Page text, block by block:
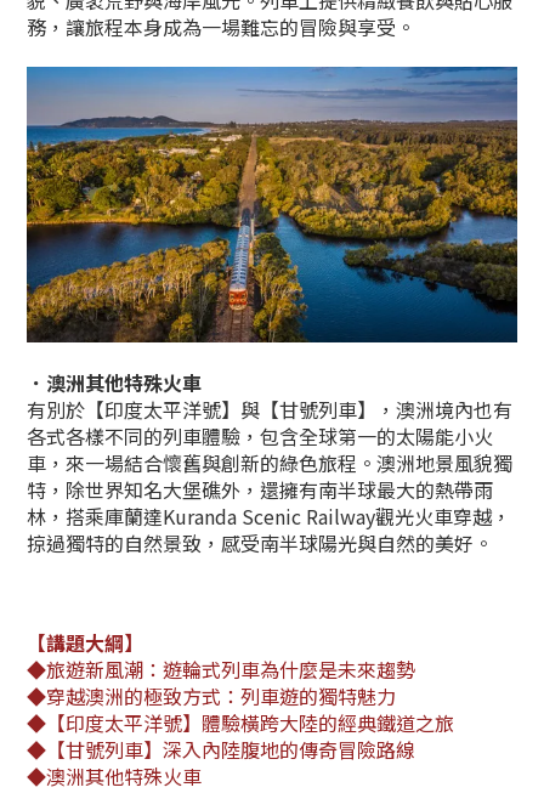
務，讓旅程本身成為一場難忘的冒險與享受。
．澳洲其他特殊火車
有別於【印度太平洋號】與【甘號列車】，澳洲境內也有
各式各樣不同的列車體驗，包含全球第一的太陽能小火
車，來一場結合懷舊與創新的綠色旅程。澳洲地景風貌獨
特，除世界知名大堡礁外，還擁有南半球最大的熱帶雨
林，搭乘庫蘭達Kuranda Scenic Railway觀光火車穿越，
掠過獨特的自然景致，感受南半球陽光與自然的美好。
【講題大綱】
◆旅遊新風潮：遊輪式列車為什麼是未來趨勢
◆穿越澳洲的極致方式：列車遊的獨特魅力
◆【印度太平洋號】體驗橫跨大陸的經典鐵道之旅
◆【甘號列車】深入內陸腹地的傳奇冒險路線
◆澳洲其他特殊火車